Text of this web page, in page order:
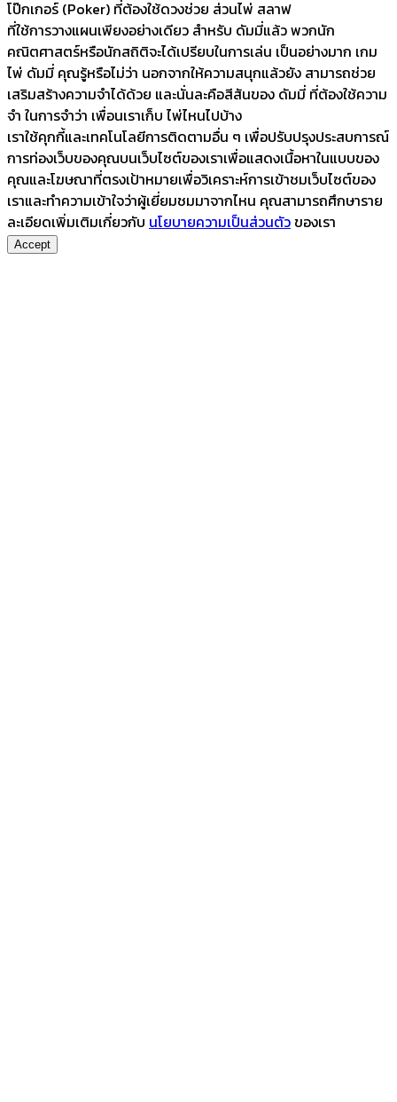
โป๊กเกอร์ (Poker) ที่ต้องใช้ดวงช่วย ส่วนไพ่ สลาฟ
ที่ใช้การวางแผนเพียงอย่างเดียว สำหรับ ดัมมี่แล้ว พวกนัก
คณิตศาสตร์หรือนักสถิติจะได้เปรียบในการเล่น เป็นอย่างมาก เกม
ไพ่ ดัมมี่ คุณรู้หรือไม่ว่า นอกจากให้ความสนุกแล้วยัง สามารถช่วย
เสริมสร้างความจำได้ด้วย และนั่นละคือสีสันของ ดัมมี่ ที่ต้องใช้ความ
จำ ในการจำว่า เพื่อนเราเก็บ ไพ่ไหนไปบ้าง
เราใช้คุกกี้และเทคโนโลยีการติดตามอื่น ๆ เพื่อปรับปรุงประสบการณ์
การท่องเว็บของคุณบนเว็บไซต์ของเราเพื่อแสดงเนื้อหาในแบบของ
คุณและโฆษณาที่ตรงเป้าหมายเพื่อวิเคราะห์การเข้าชมเว็บไซต์ของ
เราและทำความเข้าใจว่าผู้เยี่ยมชมมาจากไหน คุณสามารถศึกษาราย
ละเอียดเพิ่มเติมเกี่ยวกับ นโยบายความเป็นส่วนตัวของเรา
Accept